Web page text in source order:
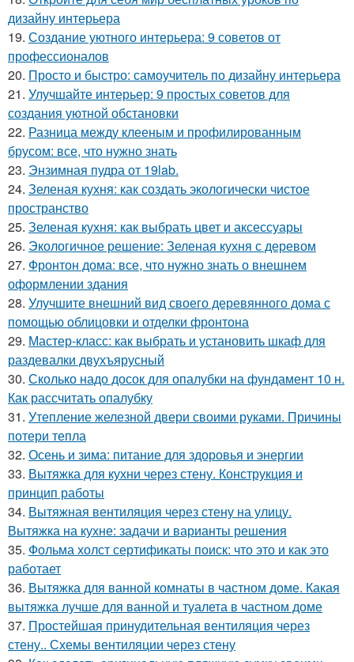
дизайну интерьера
19. Создание уютного интерьера: 9 советов от
профессионалов
20. Просто и быстро: самоучитель по дизайну интерьера
21. Улучшайте интерьер: 9 простых советов для
создания уютной обстановки
22. Разница между клееным и профилированным
брусом: все, что нужно знать
23. Энзимная пудра от 19lab.
24. Зеленая кухня: как создать экологически чистое
пространство
25. Зеленая кухня: как выбрать цвет и аксессуары
26. Экологичное решение: Зеленая кухня с деревом
27. Фронтон дома: все, что нужно знать о внешнем
оформлении здания
28. Улучшите внешний вид своего деревянного дома с
помощью облицовки и отделки фронтона
29. Мастер-класс: как выбрать и установить шкаф для
раздевалки двухъярусный
30. Сколько надо досок для опалубки на фундамент 10 н.
Как рассчитать опалубку
31. Утепление железной двери своими руками. Причины
потери тепла
32. Осень и зима: питание для здоровья и энергии
33. Вытяжка для кухни через стену. Конструкция и
принцип работы
34. Вытяжная вентиляция через стену на улицу.
Вытяжка на кухне: задачи и варианты решения
35. Фольма холст сертификаты поиск: что это и как это
работает
36. Вытяжка для ванной комнаты в частном доме. Какая
вытяжка лучше для ванной и туалета в частном доме
37. Простейшая принудительная вентиляция через
стену.. Схемы вентиляции через стену